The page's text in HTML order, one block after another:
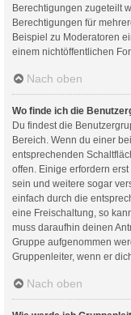
Berechtigungen zugeteilt
Berechtigungen für
Beispiel zu Moderatoren
einem nichtöffentlichen
Nach oben
Wo finde ich die
Du findest die
Bereich. Wenn du einer
entsprechenden
offen. Einige erfordern
sein und weitere sogar
einfach durch die
eine Freischaltung, so
muss daraufhin deinen
Gruppe aufgenommen
Gruppenleiter, wenn er
Nach oben